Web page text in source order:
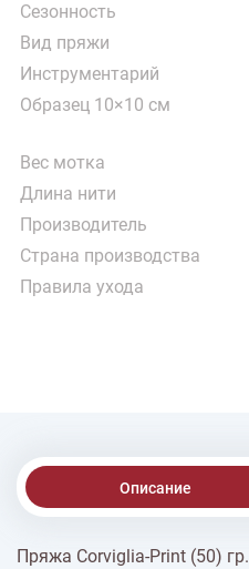
Сезонность
Вид пряжи
Инструментарий
Образец 10×10 см
Вес мотка
Длина нити
Производитель
Страна производства
Правила ухода
Описание
Пряжа Corviglia-Print (50) гр.